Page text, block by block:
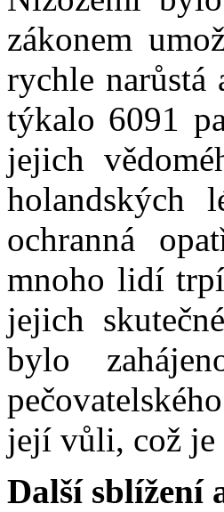
zákonem
rychle narůstá
týkalo 6091
jejich
holandských
ochranná
mnoho lidí
jejich
bylo
její vůli, což je
Další sblížení